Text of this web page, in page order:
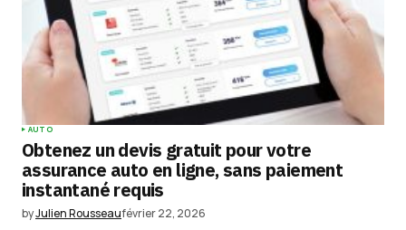
AUTO
Obtenez un devis gratuit pour votre
assurance auto en ligne, sans paiement
instantané requis
byJulien Rousseaufévrier 22, 2026